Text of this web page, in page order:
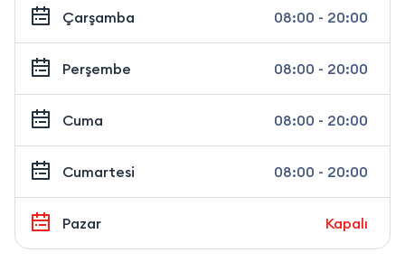
Çarşamba 08:00 - 20:00
Perşembe 08:00 - 20:00
Cuma 08:00 - 20:00
Cumartesi 08:00 - 20:00
Pazar Kapalı